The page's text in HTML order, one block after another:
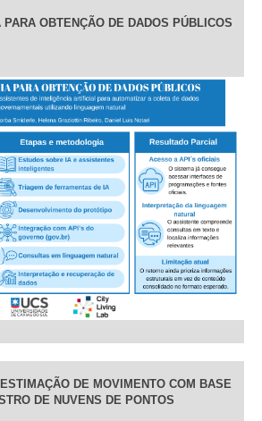
OBTENÇÃO DE DADOS PÚBLICOS
DE MOVIMENTO COM BASE
DE NUVENS DE PONTOS